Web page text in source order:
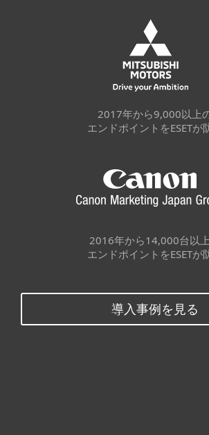
2017年から9,000以上
エンドポイントをESETが
2016年から14,000台以
エンドポイントをESETが
導入事例を見る